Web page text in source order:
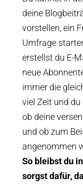
deine
vorstellen, ein
Umfrage
erstellst du E-
neue
immer die
viel Zeit und
ob deine
und ob zum
angenommen
So bleibst du
sorgst dafür,